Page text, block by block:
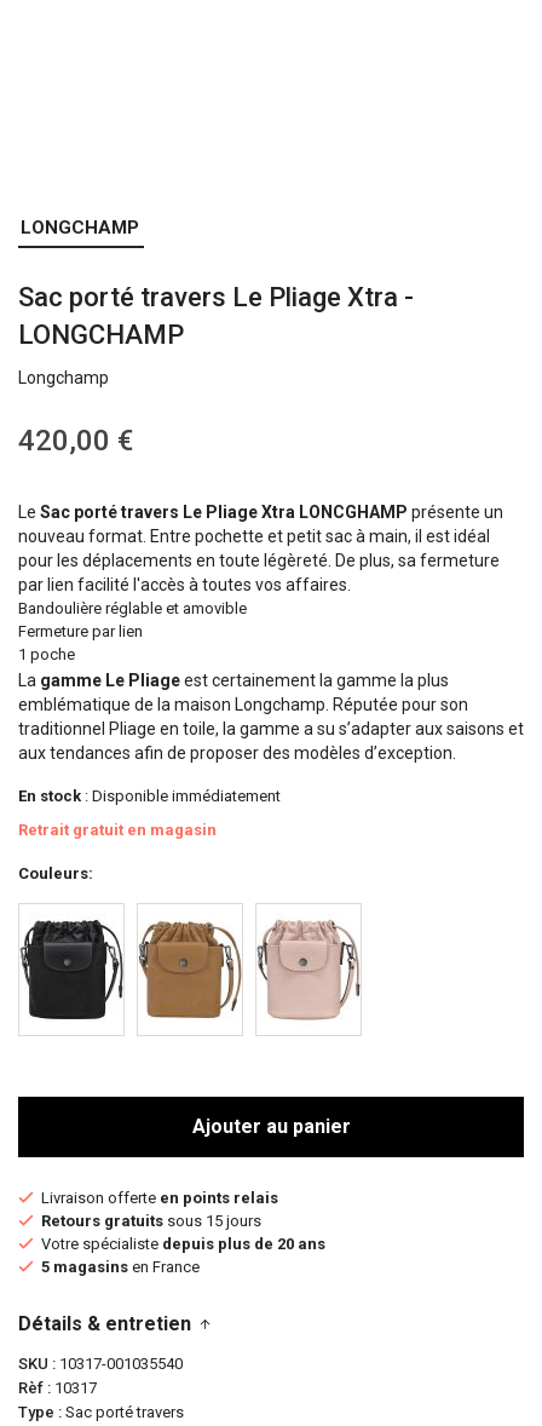
Skip
to
beginning
of
the
images
LONGCHAMP
Sac porté travers Le Pliage Xtra -
LONGCHAMP
Longchamp
420,00 €
Le Sac porté travers Le Pliage Xtra LONCGHAMP présente un
nouveau format. Entre pochette et petit sac à main, il est idéal
pour les déplacements en toute légèreté. De plus, sa fermeture
par lien facilité l'accès à toutes vos affaires.
Bandoulière réglable et amovible
Fermeture par lien
1 poche
La gamme Le Pliageest certainement la gamme la plus
emblématique de la maison Longchamp. Réputée pour son
traditionnel Pliage en toile, la gamme a su s’adapter aux saisons et
aux tendances afin de proposer des modèles d’exception.
En stock : Disponible immédiatement
Retrait gratuit en magasin
Couleurs
Ajouter au panier
Livraison offerte en points relais
Retours gratuits sous 15 jours
Votre spécialiste depuis plus de 20 ans
5 magasins en France
Détails & entretien
SKU
10317-001035540
Rèf
10317
Type
Sac porté travers